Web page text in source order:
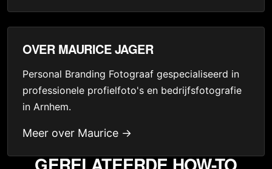
OVER MAURICE JAGER
Personal Branding Fotograaf gespecialiseerd in
professionele profielfoto's en bedrijfsfotografie
in Arnhem.
Meer over Maurice →